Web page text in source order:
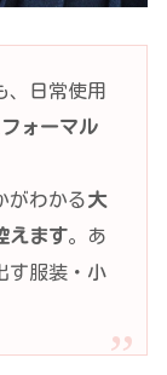
、日常使用
フォーマル
がわかる大
えます。あ
す服装・小